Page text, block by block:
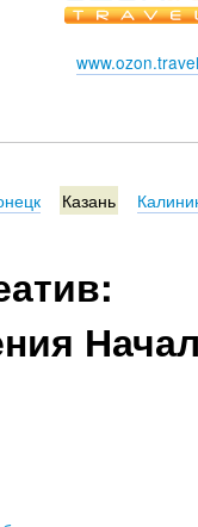
www.ozon.travel
Казань